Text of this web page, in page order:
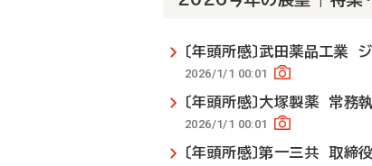
〔年頭所感〕武田薬品工業
2026/1/1 00:01
〔年頭所感〕大塚製薬 常
2026/1/1 00:01
〔年頭所感〕第一三共 取締